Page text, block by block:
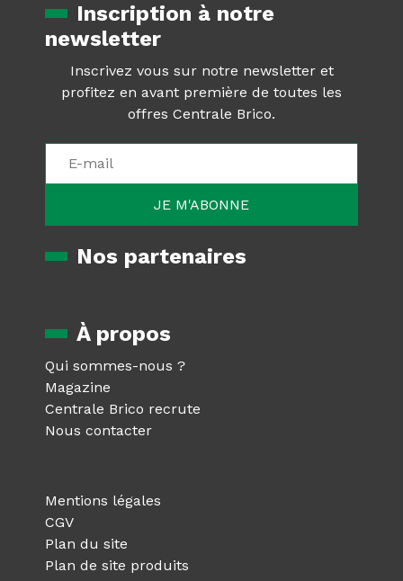
Inscription à notre
newsletter
Inscrivez vous sur notre newsletter et
profitez en avant première de toutes les
offres Centrale Brico.
Nos partenaires
À propos
Qui sommes-nous ?
Magazine
Centrale Brico recrute
Nous contacter
Mentions légales
CGV
Plan du site
Plan de site produits